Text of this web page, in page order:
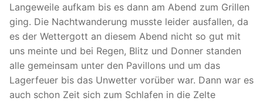
Langeweile aufkam bis es dann am Abend zum Grillen
ging. Die Nachtwanderung musste leider ausfallen, da
es der Wettergott an diesem Abend nicht so gut mit
uns meinte und bei Regen, Blitz und Donner standen
alle gemeinsam unter den Pavillons und um das
Lagerfeuer bis das Unwetter vorüber war. Dann war es
auch schon Zeit sich zum Schlafen in die Zelte